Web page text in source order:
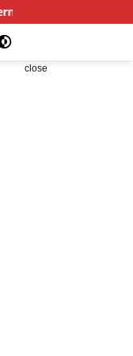
Pangan
close